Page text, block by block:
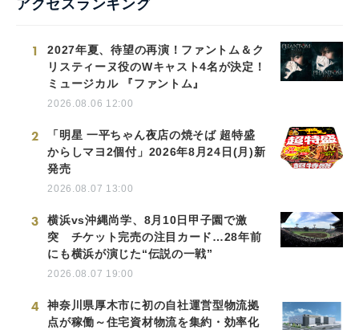
アクセスランキング
1
2027年夏、待望の再演！ファントム＆ク
リスティーヌ役のWキャスト4名が決定！
ミュージカル 『ファントム』
2026.08.06 12:00
2
「明星 一平ちゃん夜店の焼そば 超特盛
からしマヨ2個付」2026年8月24日(月)新
発売
2026.08.07 13:00
3
横浜vs沖縄尚学、8月10日甲子園で激
突 チケット完売の注目カード…28年前
にも横浜が演じた“伝説の一戦”
2026.08.07 19:00
4
神奈川県厚木市に初の自社運営型物流拠
点が稼働～住宅資材物流を集約・効率化